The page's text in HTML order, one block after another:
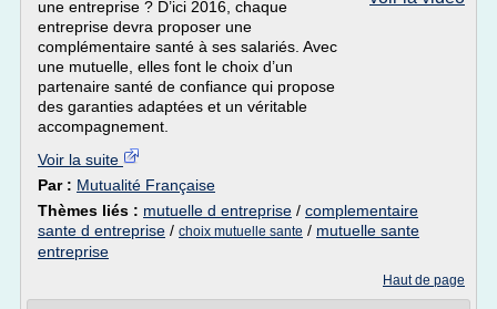
une entreprise ? D’ici 2016, chaque
entreprise devra proposer une
complémentaire santé à ses salariés. Avec
une mutuelle, elles font le choix d’un
partenaire santé de confiance qui propose
des garanties adaptées et un véritable
accompagnement.
Voir la suite
Par : Mutualité Française
Thèmes liés : mutuelle d entreprise / complementaire
sante d entreprise / choix mutuelle sante / mutuelle sante
entreprise
Haut de page